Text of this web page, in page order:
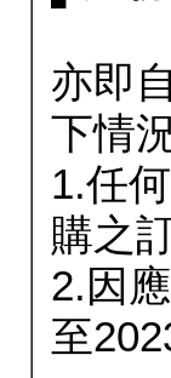
亦即
下情
1.任
購之
2.因
至